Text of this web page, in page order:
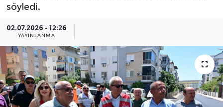
söyledi.
02.07.2026 - 12:26
YAYINLANMA
Görüntülü Haber
Güncel
Kültür & Sanat
Magazin
Haber Arşivi